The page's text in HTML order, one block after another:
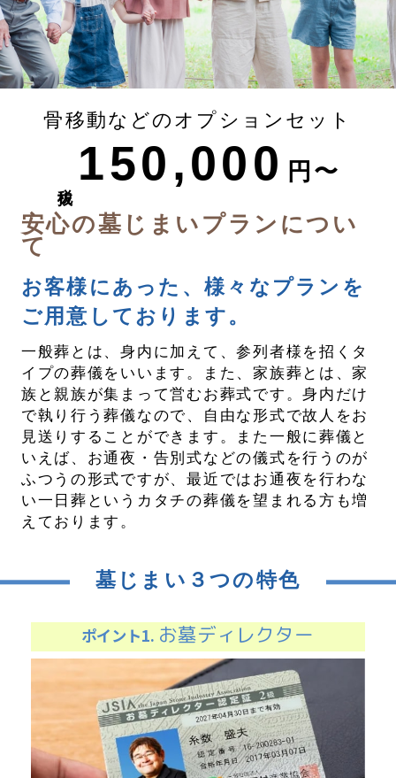
骨移動などのオプションセット
150,000 円〜
安心の墓じまいプランについ
て
お客様にあった、様々なプランを
ご用意しております。
一般葬とは、身内に加えて、参列者様を招くタ
イプの葬儀をいいます。また、家族葬とは、家
族と親族が集まって営むお葬式です。身内だけ
で執り行う葬儀なので、自由な形式で故人をお
見送りすることができます。また一般に葬儀と
いえば、お通夜・告別式などの儀式を行うのが
ふつうの形式ですが、最近ではお通夜を行わな
い一日葬というカタチの葬儀を望まれる方も増
えております。
墓じまい３つの特色
ポイント1. お墓ディレクター